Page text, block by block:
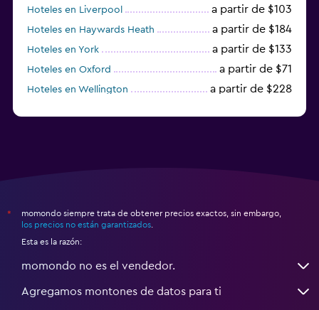
Hoteles en Liverpool a partir de $103
Hoteles en Haywards Heath a partir de $184
Hoteles en York a partir de $133
Hoteles en Oxford a partir de $71
Hoteles en Wellington a partir de $228
*
momondo siempre trata de obtener precios exactos, sin embargo,
los precios no están garantizados
Esta es la razón:
momondo no es el vendedor.
Agregamos montones de datos para ti